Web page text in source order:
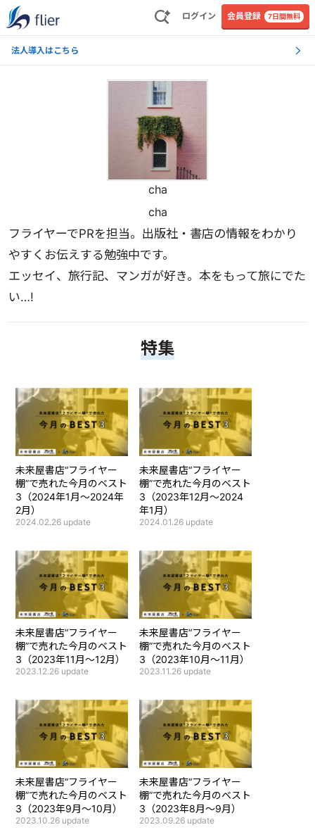
ログイン 会員登録 7日間無料
法人導入はこちら
cha
cha
フライヤーでPRを担当。出版社・書店の情報をわかり
やすくお伝えする勉強中です。
エッセイ、旅行記、マンガが好き。本をもって旅にでた
い…!
特集
未来屋書店“フライヤー
棚”で売れた今月のベスト
3（2024年1月～2024年
2月）
2024.02.26 update
未来屋書店“フライヤー
棚”で売れた今月のベスト
3（2023年12月～2024
年1月）
2024.01.26 update
未来屋書店“フライヤー
棚”で売れた今月のベスト
3（2023年11月～12月）
2023.12.26 update
未来屋書店“フライヤー
棚”で売れた今月のベスト
3（2023年10月～11月）
2023.11.26 update
未来屋書店“フライヤー
棚”で売れた今月のベスト
3（2023年9月～10月）
2023.10.26 update
未来屋書店“フライヤー
棚”で売れた今月のベスト
3（2023年8月～9月）
2023.09.26 update